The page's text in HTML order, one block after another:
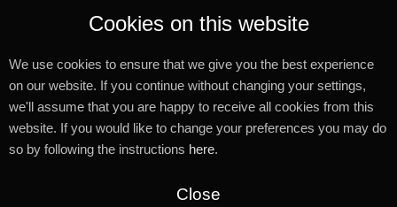
Cookies on this website
We use cookies to ensure that we give you the best experience
on our website. If you continue without changing your settings,
we'll assume that you are happy to receive all cookies from this
website. If you would like to change your preferences you may do
so by following the instructions here.
Close